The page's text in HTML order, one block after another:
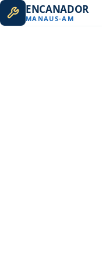
ENCANADOR
MANAUS-AM